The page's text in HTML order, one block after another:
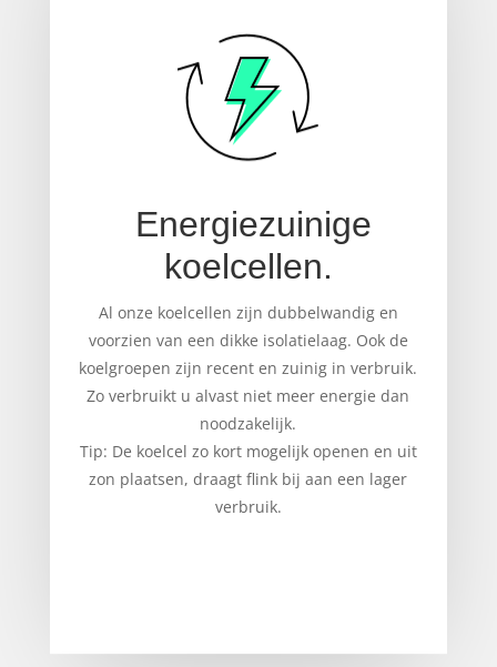
Energiezuinige
koelcellen.
Al onze koelcellen zijn dubbelwandig en
voorzien van een dikke isolatielaag. Ook de
koelgroepen zijn recent en zuinig in verbruik.
Zo verbruikt u alvast niet meer energie dan
noodzakelijk.
Tip: De koelcel zo kort mogelijk openen en uit
zon plaatsen, draagt flink bij aan een lager
verbruik.